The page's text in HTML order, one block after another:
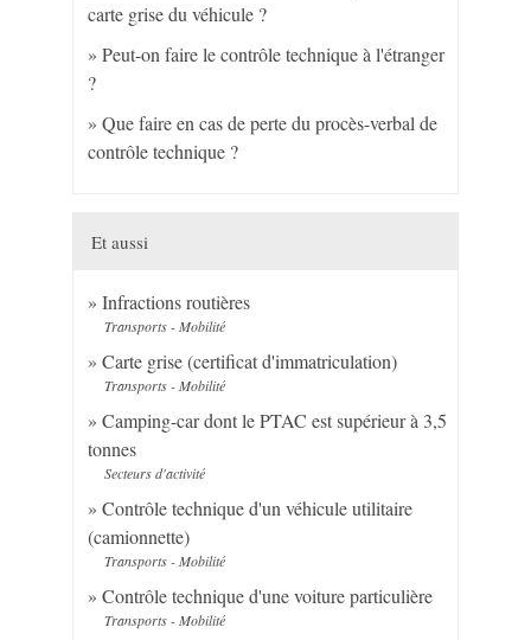
carte grise du véhicule ?
Peut-on faire le contrôle technique à l'étranger
?
Que faire en cas de perte du procès-verbal de
contrôle technique ?
Et aussi
Infractions routières
Transports - Mobilité
Carte grise (certificat d'immatriculation)
Transports - Mobilité
Camping-car dont le PTAC est supérieur à 3,5
tonnes
Secteurs d'activité
Contrôle technique d'un véhicule utilitaire
(camionnette)
Transports - Mobilité
Contrôle technique d'une voiture particulière
Transports - Mobilité